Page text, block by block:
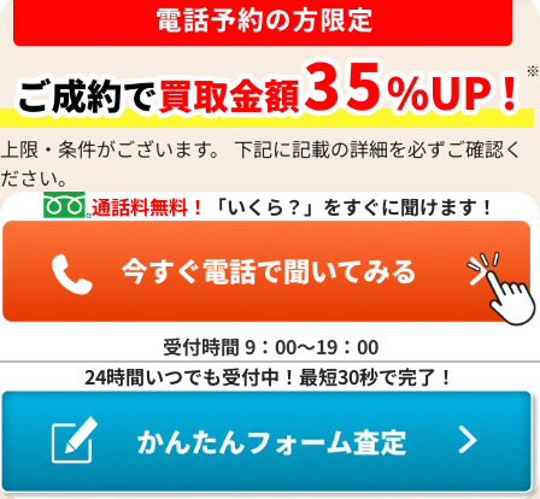
イマー IW358002
格
日時点の参考買取価格です
IWC アクアタイマー
参考買取価格
450,000 円
※2024年1月9日時点の参考買
上限・条件がございます。 下記に記載の詳細を必ずご確認く
ださい。
通話料無料！
「いくら？」をすぐに聞けます！
受付時間 9：00〜19：00
24時間いつでも受付中！最短30秒で完了！